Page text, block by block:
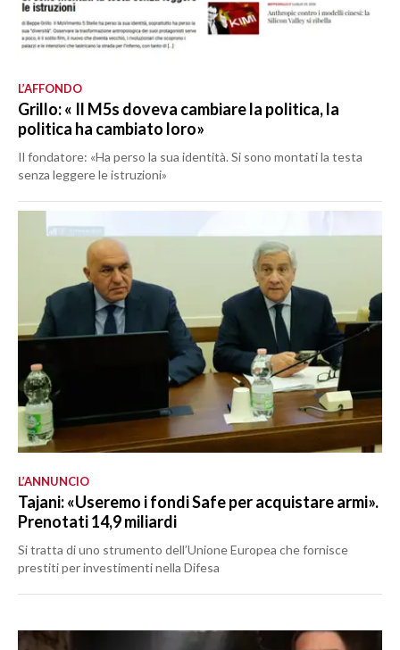
L’AFFONDO
Grillo: « Il M5s doveva cambiare la politica, la
politica ha cambiato loro»
Il fondatore: «Ha perso la sua identità. Si sono montati la testa
senza leggere le istruzioni»
L’ANNUNCIO
Tajani: «Useremo i fondi Safe per acquistare armi».
Prenotati 14,9 miliardi
Si tratta di uno strumento dell’Unione Europea che fornisce
prestiti per investimenti nella Difesa